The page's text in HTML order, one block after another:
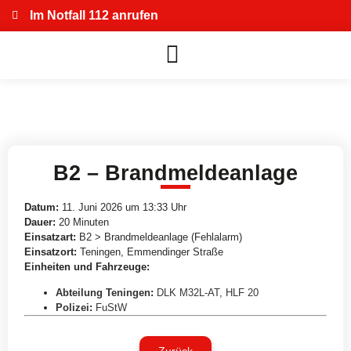
Im Notfall 112 anrufen
B2 – Brandmeldeanlage
Datum: 11. Juni 2026 um 13:33 Uhr
Dauer: 20 Minuten
Einsatzart: B2 > Brandmeldeanlage (Fehlalarm)
Einsatzort: Teningen, Emmendinger Straße
Einheiten und Fahrzeuge:
Abteilung Teningen: DLK M32L-AT, HLF 20
Polizei: FuStW